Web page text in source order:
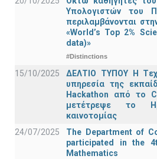
Υπολογιστών του
περιλαμβάνονται
«World’s Top 2%
data)»
#Distinctions
15/10/2025
ΔΕΛΤΙΟ ΤΥΠΟΥ H
υπηρεσία της
Hackathon από το
μετέτρεψε το
καινοτομίας
24/07/2025
The Department of
participated in the
Mathematics